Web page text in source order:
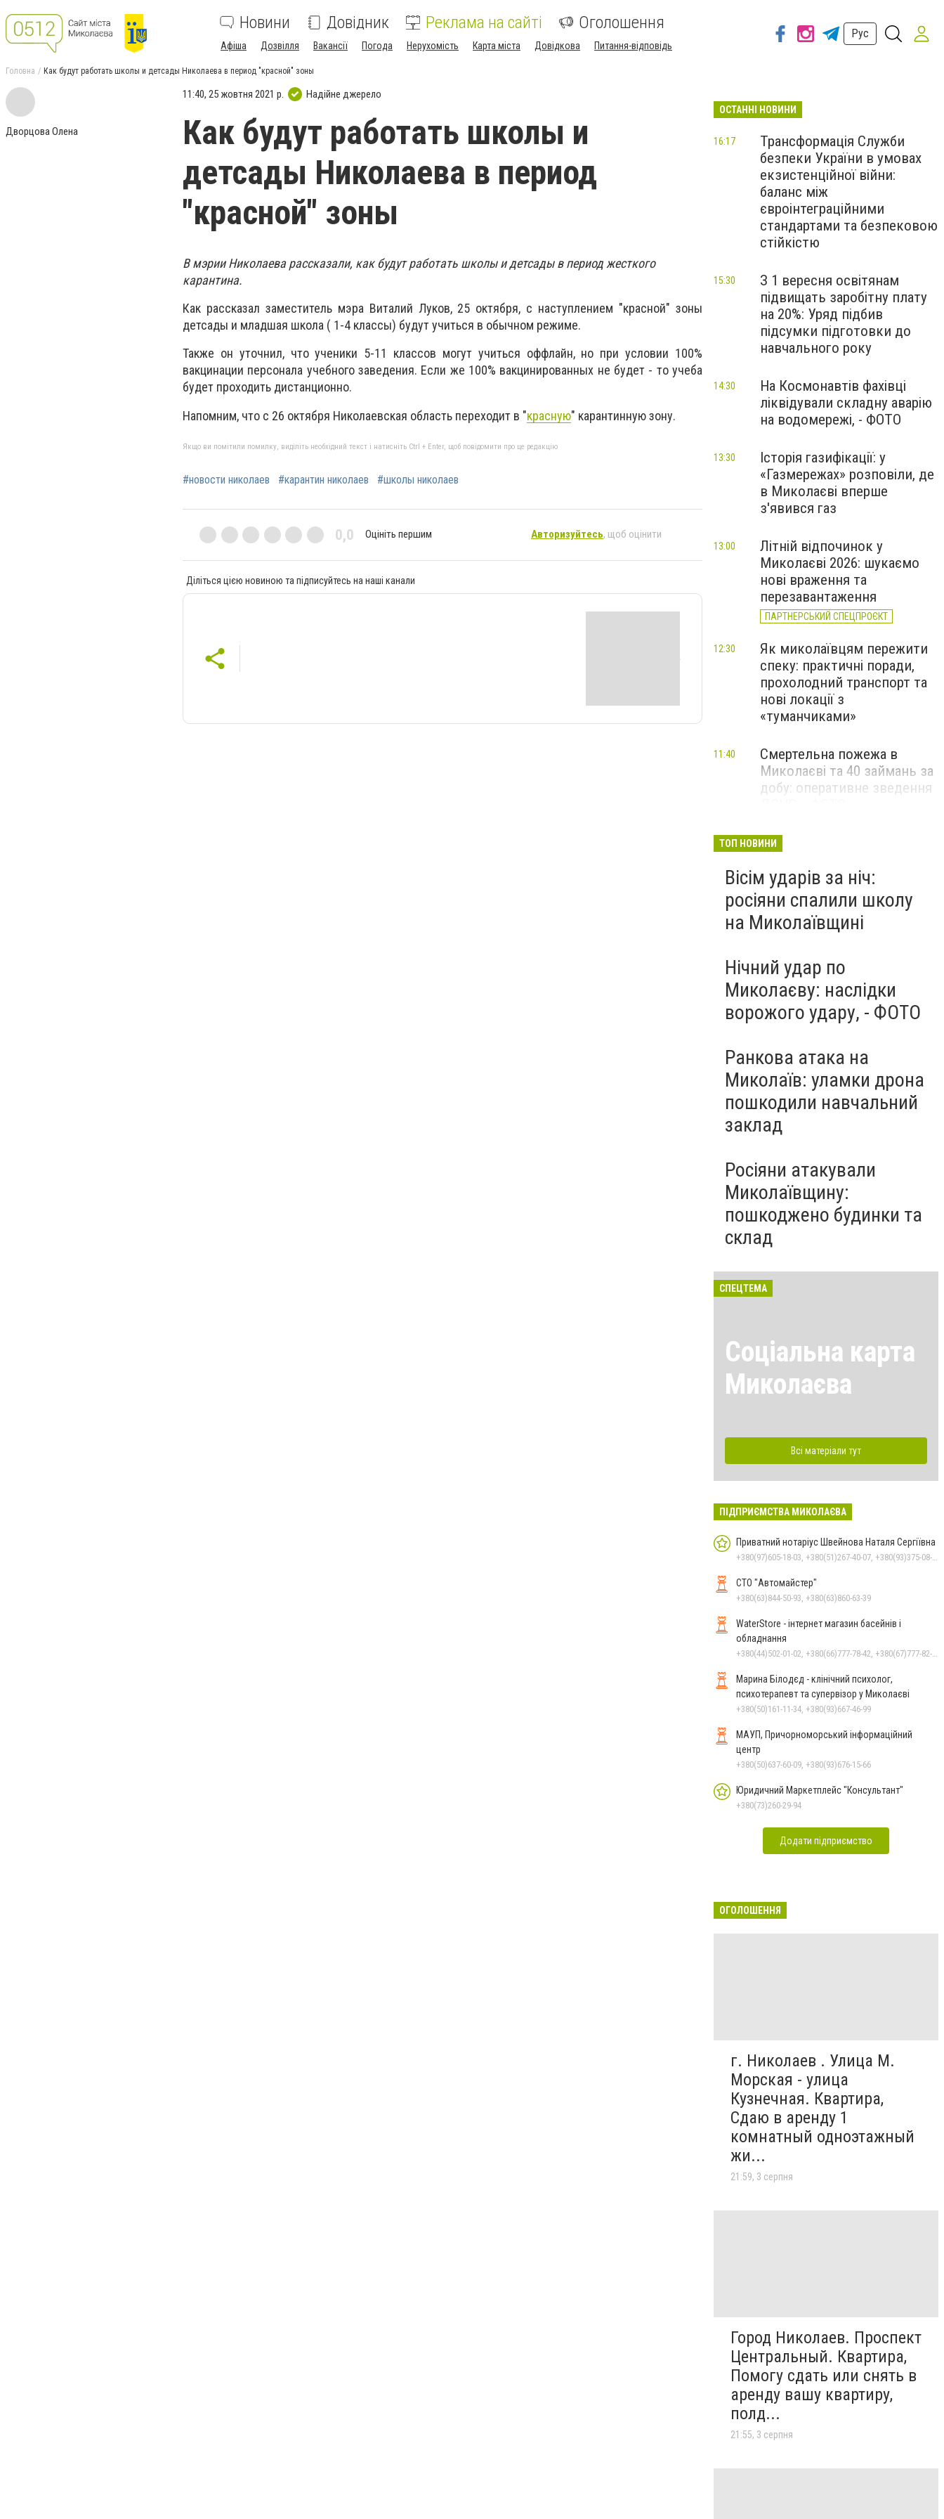
Новини Довідник Реклама на сайті Оголошення
Афіша Дозвілля Вакансії Погода Нерухомість Карта міста Довідкова Питання-відповідь
Рус
Головна Как будут работать школы и детсады Николаева в период "красной" зоны
Дворцова Олена
11:40, 25 жовтня 2021 р. Надійне джерело
Как будут работать школы и
детсады Николаева в период
"красной" зоны
В мэрии Николаева рассказали, как будут работать школы и детсады в период жесткого
карантина.
Как рассказал заместитель мэра Виталий Луков, 25 октября, с наступлением "красной" зоны
детсады и младшая школа ( 1-4 классы) будут учиться в обычном режиме.
Также он уточнил, что ученики 5-11 классов могут учиться оффлайн, но при условии 100%
вакцинации персонала учебного заведения. Если же 100% вакцинированных не будет - то учеба
будет проходить дистанционно.
Напомним, что с 26 октября Николаевская область переходит в "красную" карантинную зону.
Якщо ви помітили помилку, виділіть необхідний текст і натисніть Ctrl + Enter, щоб повідомити про це редакцію
#новости николаев #карантин николаев #школы николаев
0,0 Оцініть першим Авторизуйтесь, щоб оцінити
Діліться цією новиною та підписуйтесь на наші канали
ОСТАННІ НОВИНИ
Трансформація Служби
безпеки України в умовах
екзистенційної війни:
баланс між
євроінтеграційними
стандартами та безпековою
стійкістю
16:17
З 1 вересня освітянам
підвищать заробітну плату
на 20%: Уряд підбив
підсумки підготовки до
навчального року
15:30
На Космонавтів фахівці
ліквідували складну аварію
на водомережі, - ФОТО
14:30
Історія газифікації: у
«Газмережах» розповіли, де
в Миколаєві вперше
з'явився газ
13:30
Літній відпочинок у
Миколаєві 2026: шукаємо
нові враження та
перезавантаження
ПАРТНЕРСЬКИЙ СПЕЦПРОЄКТ
13:00
Як миколаївцям пережити
спеку: практичні поради,
прохолодний транспорт та
нові локації з
«туманчиками»
12:30
Смертельна пожежа в
Миколаєві та 40 займань за
добу: оперативне зведення
11:40
Смертельна ДТП за участі
Миколаєва: один загиблий
та поранена, - ФОТО
11:00
ТОП НОВИНИ
Вісім ударів за ніч:
росіяни спалили школу
на Миколаївщині
Нічний удар по
Миколаєву: наслідки
ворожого удару, - ФОТО
Ранкова атака на
Миколаїв: уламки дрона
пошкодили навчальний
заклад
Росіяни атакували
Миколаївщину:
пошкоджено будинки та
склад
СПЕЦТЕМА
Соціальна карта
Миколаєва
Всі матеріали тут
ПІДПРИЄМСТВА МИКОЛАЄВА
Приватний нотаріус Швейнова Наталя Сергіївна
СТО "Автомайстер"
+380(63)844-50-93, +380(63)860-63-39
WaterStore - інтернет магазин басейнів і
обладнання
Марина Білодєд - клінічний психолог,
психотерапевт та супервізор у Миколаєві
+380(50)161-11-34, +380(93)667-46-99
МАУП, Причорноморський інформаційний
центр
+380(50)637-60-09, +380(93)676-15-66
Юридичний Маркетплейс "Консультант"
+380(73)260-29-94
Додати підприємство
ОГОЛОШЕННЯ
г. Николаев . Улица М.
Морская - улица
Кузнечная. Квартира,
Сдаю в аренду 1
комнатный одноэтажный
жи...
21:59, 3 серпня
Город Николаев. Проспект
Центральный. Квартира,
Помогу сдать или снять в
аренду вашу квартиру,
полд...
21:55, 3 серпня